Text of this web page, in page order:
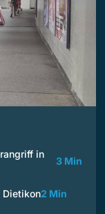
in
3 Min
Dietikon2 Min